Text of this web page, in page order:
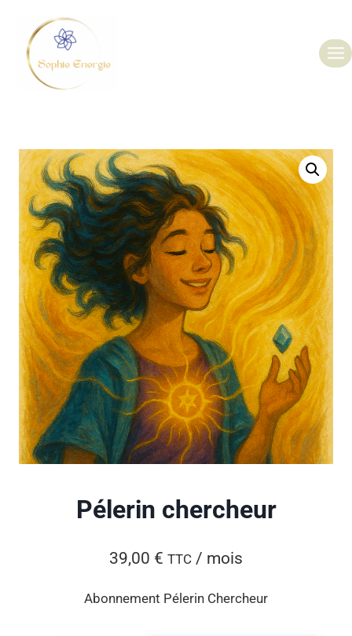
Pélerin chercheur
39,00 € TTC / mois
Abonnement Pélerin Chercheur